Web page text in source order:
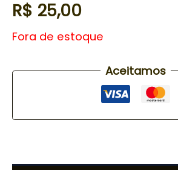
R$ 25,00
Fora de estoque
Aceitamos